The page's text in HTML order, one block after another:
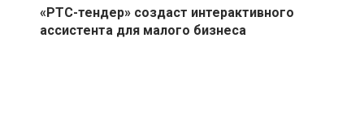
«РТС-тендер» создаст интерактивного
ассистента для малого бизнеса